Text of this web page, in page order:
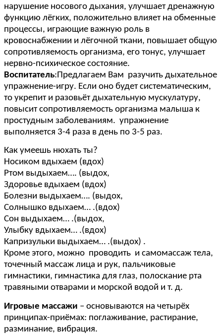
нарушение носового дыхания, улучшает дренажную
функцию лёгких, положительно влияет на обменные
процессы, играющие важную роль в
кровоснабжении и лёгочной ткани, повышает общую
сопротивляемость организма, его тонус, улучшает
нервно-психическое состояние.
Воспитатель:Предлагаем Вам разучить дыхательное
упражнение-игру. Если оно будет систематическим,
то укрепит и разовьёт дыхательную мускулатуру,
повысит сопротивляемость организма малыша к
простудным заболеваниям. упражнение
выполняется 3-4 раза в день по 3-5 раз.
Как умеешь нюхать ты?
Носиком вдыхаем (вдох)
Ртом выдыхаем…. (выдох,
Здоровье вдыхаем (вдох)
Болезни выдыхаем…. (выдох,
Солнышко вдыхаем… .(вдох)
Сон выдыхаем… .(выдох,
Улыбку вдыхаем… .(вдох)
Капризульки выдыхаем… .(выдох) .
Кроме этого, можно проводить и самомассаж тела,
точечный массаж лица и рук, пальчиковые
гимнастики, гимнастика для глаз, полоскание рта
травяными отварами и морской водой и т. д.
Игровые массажи – основываются на четырёх
принципах-приёмах: поглаживание, растирание,
разминание, вибрация.